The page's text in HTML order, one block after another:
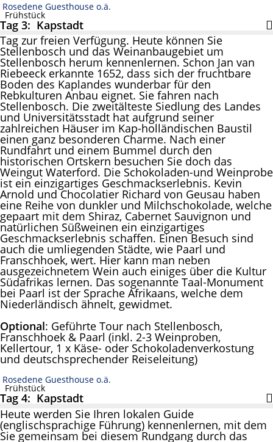
Rosedene Guesthouse o.ä.
Frühstück
Tag 3: Kapstadt
Tag zur freien Verfügung. Heute können Sie
Stellenbosch und das Weinanbaugebiet um
Stellenbosch herum kennenlernen. Schon Jan van
Riebeeck erkannte 1652, dass sich der fruchtbare
Boden des Kaplandes wunderbar für den
Rebkulturen Anbau eignet. Sie fahren nach
Stellenbosch. Die zweitälteste Siedlung des Landes
und Universitätsstadt hat aufgrund seiner
zahlreichen Häuser im Kap-holländischen Baustil
einen ganz besonderen Charme. Nach einer
Rundfahrt und einem Bummel durch den
historischen Ortskern besuchen Sie doch das
Weingut Waterford. Die Schokoladen-und Weinprobe
ist ein einzigartiges Geschmackserlebnis. Kevin
Arnold und Chocolatier Richard von Geusau haben
eine Reihe von dunkler und Milchschokolade, welche
gepaart mit dem Shiraz, Cabernet Sauvignon und
natürlichen Süßweinen ein einzigartiges
Geschmackserlebnis schaffen. Einen Besuch sind
auch die umliegenden Städte, wie Paarl und
Franschhoek, wert. Hier kann man neben
ausgezeichnetem Wein auch einiges über die Kultur
Südafrikas lernen. Das sogenannte Taal-Monument
bei Paarl ist der Sprache Afrikaans, welche dem
Niederländisch ähnelt, gewidmet.
Optional: Geführte Tour nach Stellenbosch,
Franschhoek & Paarl (inkl. 2-3 Weinproben,
Kellertour, 1 x Käse- oder Schokoladenverkostung
und deutschsprechender Reiseleitung)
Rosedene Guesthouse o.ä.
Frühstück
Tag 4: Kapstadt
Heute werden Sie Ihren lokalen Guide
(englischsprachige Führung) kennenlernen, mit dem
Sie gemeinsam bei diesem Rundgang durch das